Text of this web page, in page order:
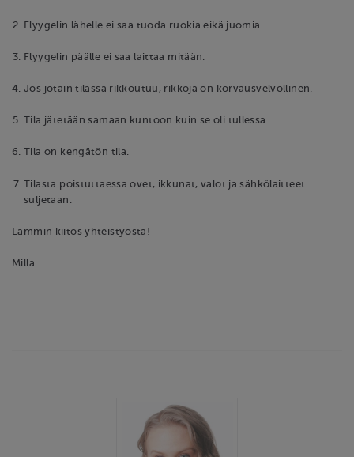
Flyygelin lähelle ei saa tuoda ruokia eikä juomia.
Flyygelin päälle ei saa laittaa mitään.
Jos jotain tilassa rikkoutuu, rikkoja on korvausvelvollinen.
Tila jätetään samaan kuntoon kuin se oli tullessa.
Tila on kengätön tila.
Tilasta poistuttaessa ovet, ikkunat, valot ja sähkölaitteet
suljetaan.
Lämmin kiitos yhteistyöstä!
Milla